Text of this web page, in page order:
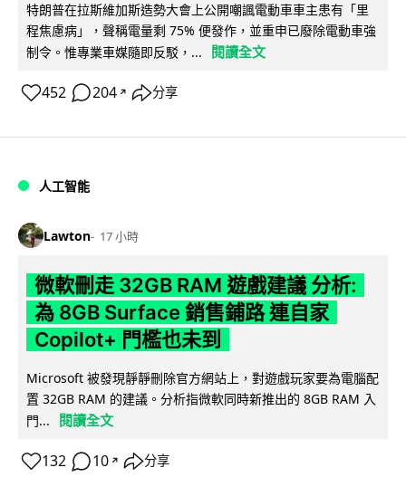
特朗普在拉斯維加斯造勢大會上公開嘲諷電動車車主患有「里
程焦慮病」，聲稱電量剩 75% 便發作，並重申已廢除電動車強
制令。惟專業車媒隨即反駁，...
閱讀全文
452 204 ↗ 分享
人工智能
Lawton 17 小時
微軟刪走 32GB RAM 遊戲建議 分析:
為 8GB Surface 銷售鋪路 連自家
Copilot+ 門檻也未到
Microsoft 被發現靜靜刪除官方網站上，對遊戲玩家要為電腦配
置 32GB RAM 的建議。分析指微軟同時新推出的 8GB RAM 入
門...
閱讀全文
132 10 ↗ 分享